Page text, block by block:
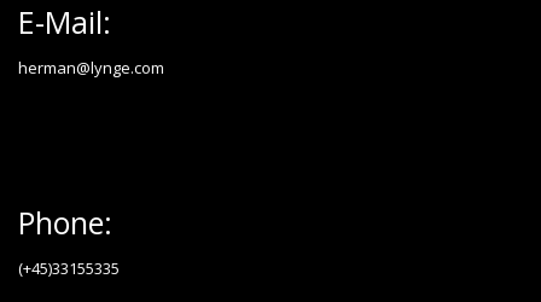
E-Mail:
herman@lynge.com
Phone:
(+45)33155335